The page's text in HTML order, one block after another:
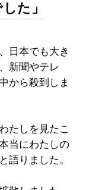
た」
日本でも大き
新聞やテレ
から殺到しま
たしを見たこ
当にわたしの
語りました。